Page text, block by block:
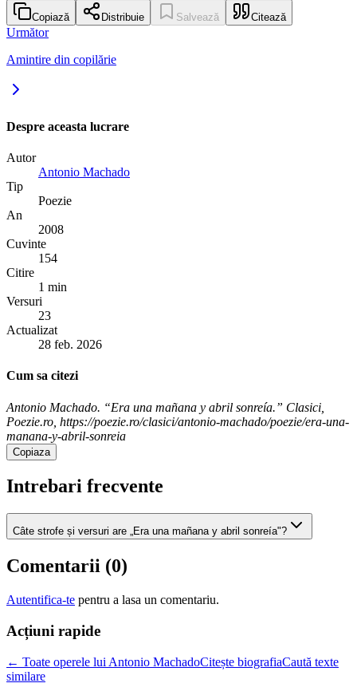
Copiază Distribuie Salvează Citează
Următor
Amintire din copilărie
Despre aceasta lucrare
Autor
Antonio Machado
Tip
Poezie
An
2008
Cuvinte
154
Citire
1 min
Versuri
23
Actualizat
28 feb. 2026
Cum sa citezi
Antonio Machado. “Era una mañana y abril sonreía.” Clasici,
Poezie.ro, https://poezie.ro/clasici/antonio-machado/poezie/era-una-
manana-y-abril-sonreia
Copiaza
Intrebari frecvente
Câte strofe și versuri are „Era una mañana y abril sonreía"?
Comentarii (0)
Autentifica-te pentru a lasa un comentariu.
Acțiuni rapide
← Toate operele lui Antonio MachadoCitește biografiaCaută texte
similare